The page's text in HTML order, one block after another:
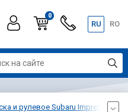
0
RU RO
и рулевое Subaru Impreza 2007